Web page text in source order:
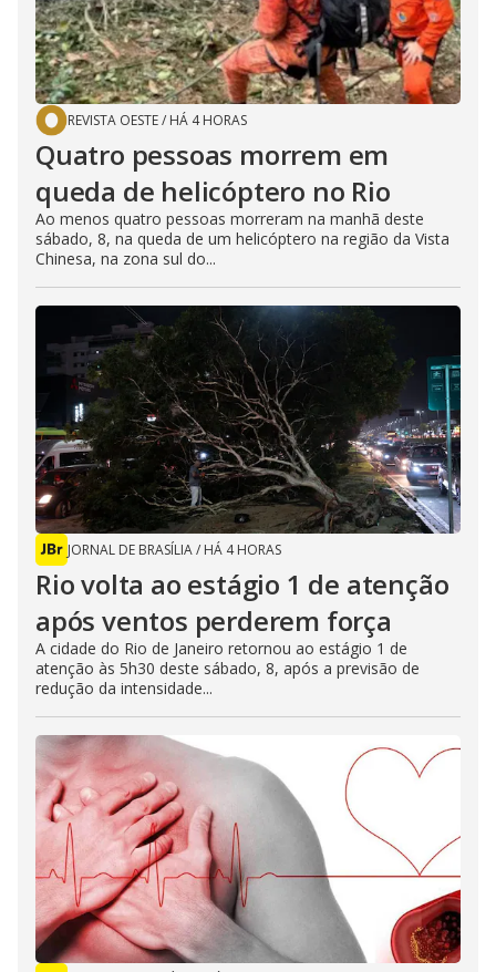
REVISTA OESTE/ HÁ 4 HORAS
Quatro pessoas morrem em
queda de helicóptero no Rio
Ao menos quatro pessoas morreram na manhã deste
sábado, 8, na queda de um helicóptero na região da Vista
Chinesa, na zona sul do...
JORNAL DE BRASÍLIA/ HÁ 4 HORAS
Rio volta ao estágio 1 de atenção
após ventos perderem força
A cidade do Rio de Janeiro retornou ao estágio 1 de
atenção às 5h30 deste sábado, 8, após a previsão de
redução da intensidade...